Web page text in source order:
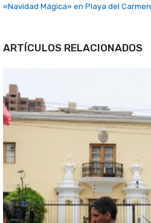
«Navidad Mágica» en Playa del Carmen
ARTÍCULOS RELACIONADOS